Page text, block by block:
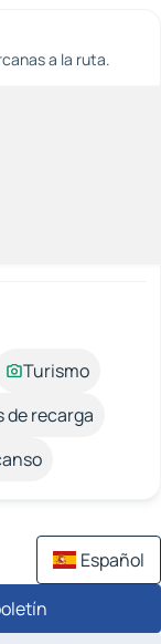
a la ruta.
Turismo
de recarga
Español